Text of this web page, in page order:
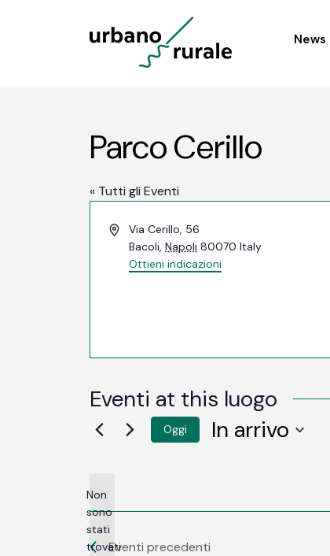
News
Parco Cerillo
« Tutti gli Eventi
IndirizzoVia Cerillo, 56
Bacoli, Napoli 80070 Italy
Ottieni indicazioni
Eventi at this luogo
Notice
Non
sono
stati
trovati
Oggi In arrivo
Eventi precedenti